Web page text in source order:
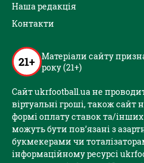
Наша редакція
Контакти
21+ Матеріали сайту
року (21+)
Сайт ukrfootball.ua не
віртуальні гроші, також сайт
формі оплату ставок та/інших
можуть бути пов’язані з
букмекерами чи
інформаційному ресурсі